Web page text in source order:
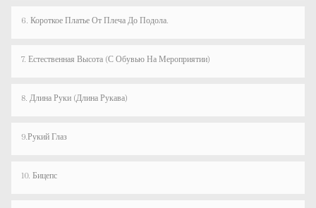
6. Короткое Платье От Плеча До Подола.
7. Естественная Высота (с Обувью На Мероприятии)
8. Длина Руки (длина Рукава)
9.Рукий Глаз
10. Бицепс